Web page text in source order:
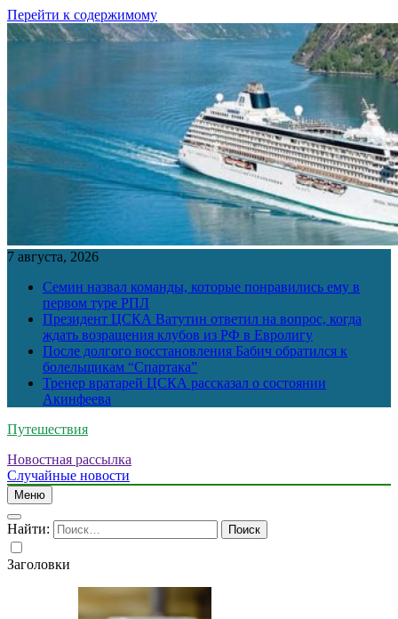
Перейти к содержимому
7 августа, 2026
Семин назвал команды, которые понравились ему в
первом туре РПЛ
Президент ЦСКА Ватутин ответил на вопрос, когда
ждать возращения клубов из РФ в Евролигу
После долгого восстановления Бабич обратился к
болельщикам “Спартака”
Тренер вратарей ЦСКА рассказал о состоянии
Акинфеева
Путешествия
Новостная рассылка
Случайные новости
Меню
Найти:
Заголовки